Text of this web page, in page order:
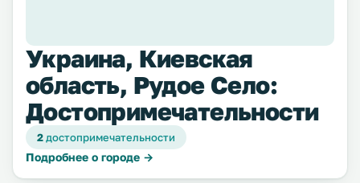
Украина, Киевская
область, Рудое Село:
Достопримечательности
2достопримечательности
Подробнее о городе →